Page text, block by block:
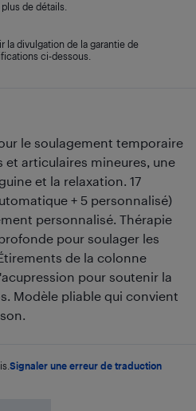
le soulagement temporaire
et articulaires mineures, une
et la relaxation. 17
+ 5 personnalisé)
personnalisé. Thérapie
pour soulager les
de la colonne
pour soutenir la
Modèle pliable qui convient
Signaler une erreur de traduction
de détails.
la divulgation de la garantie de
ci-dessous.